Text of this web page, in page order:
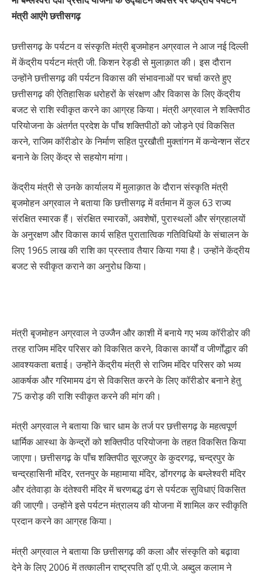
मंत्री आएंगे छत्तीसगढ़
छत्तीसगढ़ के पर्यटन व संस्कृति मंत्री बृजमोहन अग्रवाल ने आज नई दिल्ली
में केंद्रीय पर्यटन मंत्री जी. किशन रेड्डी से मुलाक़ात की। इस दौरान
उन्होंने छत्तीसगढ़ की पर्यटन विकास की संभावनाओं पर चर्चा करते हुए
छत्तीसगढ़ की ऐतिहासिक धरोहरों के संरक्षण और विकास के लिए केंद्रीय
बजट से राशि स्वीकृत करने का आग्रह किया। मंत्री अग्रवाल ने शक्तिपीठ
परियोजना के अंतर्गत प्रदेश के पाँच शक्तिपीठों को जोड़ने एवं विकसित
करने, राजिम कॉरीडोर के निर्माण सहित पुरखौती मुक्तांगन में कन्वेन्शन सेंटर
बनाने के लिए केंद्र से सहयोग मांगा।
केंद्रीय मंत्री से उनके कार्यालय में मुलाक़ात के दौरान संस्कृति मंत्री
बृजमोहन अग्रवाल ने बताया कि छत्तीसगढ़ में वर्तमान में कुल 63 राज्य
संरक्षित स्मारक हैं। संरक्षित स्मारकों, अवशेषों, पुरास्थलों और संग्रहालयों
के अनुरक्षण और विकास कार्य सहित पुरातात्विक गतिविधियों के संचालन के
लिए 1965 लाख की राशि का प्रस्ताव तैयार किया गया है। उन्होंने केंद्रीय
बजट से स्वीकृत कराने का अनुरोध किया।
मंत्री बृजमोहन अग्रवाल ने उज्जैन और काशी में बनाये गए भव्य कॉरीडोर की
तरह राजिम मंदिर परिसर को विकसित करने, विकास कार्यों व जीर्णोंद्धार की
आवश्यकता बताई। उन्होंने केंद्रीय मंत्री से राजिम मंदिर परिसर को भव्य
आकर्षक और गरिमामय ढंग से विकसित करने के लिए कॉरीडोर बनाने हेतु
75 करोड़ की राशि स्वीकृत करने की मांग की।
मंत्री अग्रवाल ने बताया कि चार धाम के तर्ज पर छत्तीसगढ़ के महत्वपूर्ण
धार्मिक आस्था के केन्द्रों को शक्तिपीठ परियोजना के तहत विकसित किया
जाएगा। छत्तीसगढ़ के पाँच शक्तिपीठ सूरजपुर के कुदरगढ़, चन्द्रपुर के
चन्द्रहासिनी मंदिर, रतनपुर के महामाया मंदिर, डोंगरगढ़ के बम्लेश्वरी मंदिर
और दंतेवाड़ा के दंतेश्वरी मंदिर में चरणबद्ध ढंग से पर्यटक सुविधाएं विकसित
की जाएगी। उन्होंने इसे पर्यटन मंत्रालय की योजना में शामिल कर स्वीकृति
प्रदान करने का आग्रह किया।
मंत्री अग्रवाल ने बताया कि छत्तीसगढ़ की कला और संस्कृति को बढ़ावा
देने के लिए 2006 में तत्कालीन राष्ट्रपति डॉ ए.पी.जे. अब्दुल कलाम ने